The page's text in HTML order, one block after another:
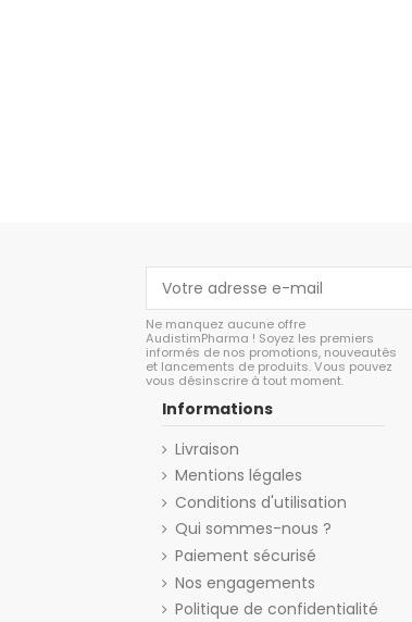
Ne manquez aucune offre
AudistimPharma ! Soyez les premiers
informés de nos promotions, nouveautés
et lancements de produits. Vous pouvez
vous désinscrire à tout moment.
Informations
Livraison
Mentions légales
Conditions d'utilisation
Qui sommes-nous ?
Paiement sécurisé
Nos engagements
Politique de confidentialité